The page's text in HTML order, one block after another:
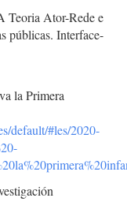
Teoria Ator-Rede e
públicas. Interface-
la Primera
default/#les/2020-